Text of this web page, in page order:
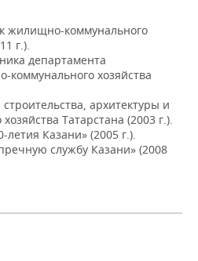
жилищно-коммунального
г.).
департамента
коммунального хозяйства
архитектуры и
Татарстана (2003 г.).
Казани» (2005 г.).
службу Казани» (2008